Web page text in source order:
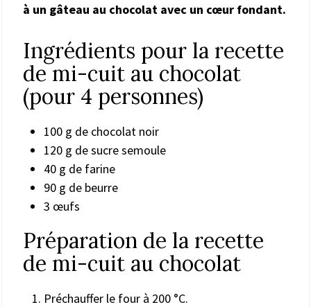
à un gâteau au chocolat avec un cœur fondant.
Ingrédients pour la recette
de mi-cuit au chocolat
(pour 4 personnes)
100 g de chocolat noir
120 g de sucre semoule
40 g de farine
90 g de beurre
3 œufs
Préparation de la recette
de mi-cuit au chocolat
Préchauffer le four à 200 °C.